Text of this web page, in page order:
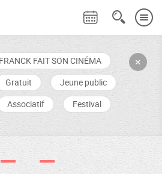
+
FAIT SON CINÉMA
Gratuit
Jeune public
Associatif Festival